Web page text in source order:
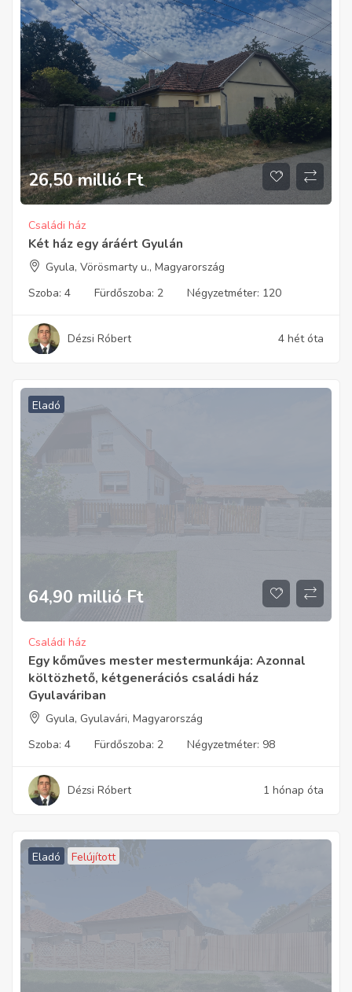
26,50 millió Ft
Családi ház
Két ház egy áráért Gyulán
Gyula, Vörösmarty u., Magyarország
Szoba: 4 Fürdőszoba: 2 Négyzetméter: 120
Dézsi Róbert 4 hét óta
Eladó
64,90 millió Ft
Családi ház
Egy kőműves mester mestermunkája: Azonnal
költözhető, kétgenerációs családi ház
Gyulaváriban
Gyula, Gyulavári, Magyarország
Szoba: 4 Fürdőszoba: 2 Négyzetméter: 98
Dézsi Róbert 1 hónap óta
Eladó Felújított